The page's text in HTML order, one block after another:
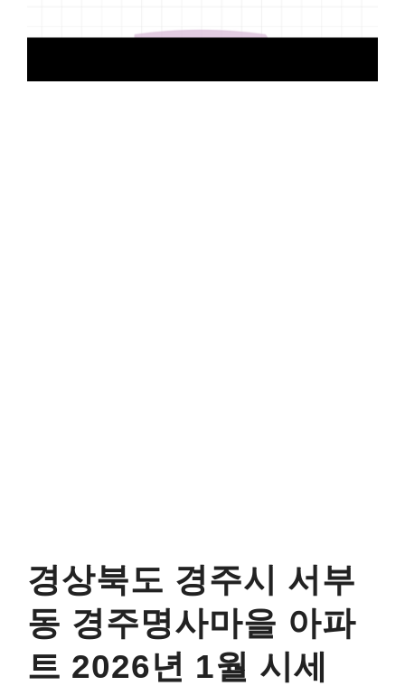
경상북도 경주시 서부
동 경주명사마을 아파
트 2026년 1월 시세